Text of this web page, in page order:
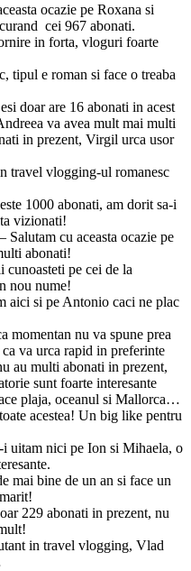
ocazie pe Roxana si
cei 967 abonati.
in forta, vloguri foarte
tipul e roman si face o treaba
doar are 16 abonati in acest
va avea mult mai multi
in prezent, Virgil urca usor
travel vlogging-ul romanesc
1000 abonati, am dorit sa-i
vizionati!
– Salutam cu aceasta ocazie pe
abonati!
cunoasteti pe cei de la
nou nume!
aici si pe Antonio caci ne plac
momentan nu va spune prea
va urca rapid in preferinte
au multi abonati in prezent,
sunt foarte interesante
plaja, oceanul si Mallorca…
acestea! Un big like pentru
i uitam nici pe Ion si Mihaela, o
mai bine de un an si face un
229 abonati in prezent, nu
in travel vlogging, Vlad